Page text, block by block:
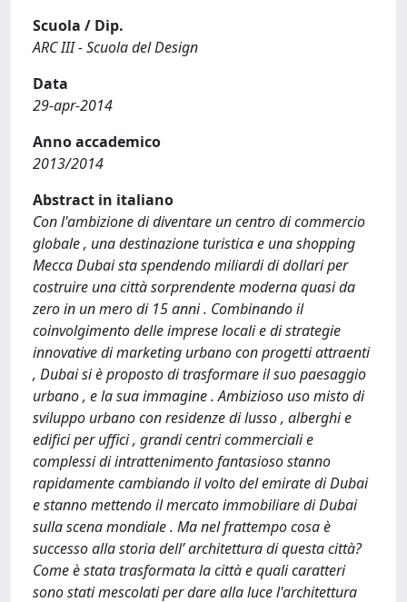
Scuola / Dip.
ARC III - Scuola del Design
Data
29-apr-2014
Anno accademico
2013/2014
Abstract in italiano
Con l'ambizione di diventare un centro di commercio
globale , una destinazione turistica e una shopping
Mecca Dubai sta spendendo miliardi di dollari per
costruire una città sorprendente moderna quasi da
zero in un mero di 15 anni . Combinando il
coinvolgimento delle imprese locali e di strategie
innovative di marketing urbano con progetti attraenti
, Dubai si è proposto di trasformare il suo paesaggio
urbano , e la sua immagine . Ambizioso uso misto di
sviluppo urbano con residenze di lusso , alberghi e
edifici per uffici , grandi centri commerciali e
complessi di intrattenimento fantasioso stanno
rapidamente cambiando il volto del emirate di Dubai
e stanno mettendo il mercato immobiliare di Dubai
sulla scena mondiale . Ma nel frattempo cosa è
successo alla storia dell’ architettura di questa città?
Come è stata trasformata la città e quali caratteri
sono stati mescolati per dare alla luce l'architettura